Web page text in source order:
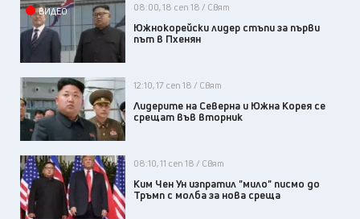
ВИДЕО 08:00, 18 сеп 18 / Свят
Южнокорейски лидер стъпи за първи
път в Пхенян
12:10, 17 сеп 18 / Свят
Лидерите на Северна и Южна Корея се
срещат във вторник
08:10, 11 сеп 18 / Свят
Ким Чен Ун изпратил "мило" писмо до
Тръмп с молба за нова среща